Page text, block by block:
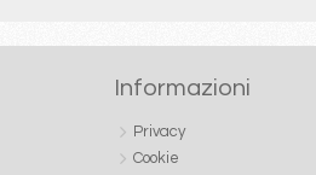
Informazioni
Privacy
Cookie